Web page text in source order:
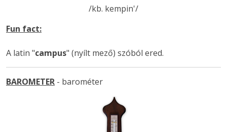
/kb. kempin'/
Fun fact:
A latin "campus" (nyílt mező) szóból ered.
BAROMETER - barométer